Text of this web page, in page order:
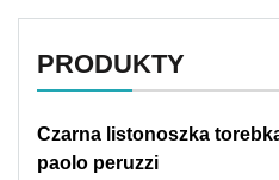
PRODUKTY
Czarna listonoszka
paolo peruzzi